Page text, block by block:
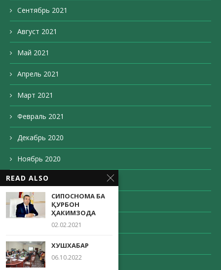
Сентябрь 2021
Август 2021
Май 2021
Апрель 2021
Март 2021
Февраль 2021
Декабрь 2020
Ноябрь 2020
Октябрь 2020
Сентябрь 2020
Август 2020
Май 2020
Апрель 2020
READ ALSO
СИПОСНОМА БА
ҚУРБОН
ҲАКИМЗОДА
02.02.2021
ХУШХАБАР
06.10.2022